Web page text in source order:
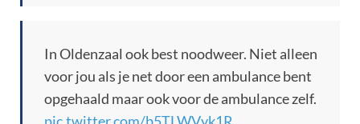
In Oldenzaal ook best noodweer. Niet alleen
voor jou als je net door een ambulance bent
opgehaald maar ook voor de ambulance zelf.